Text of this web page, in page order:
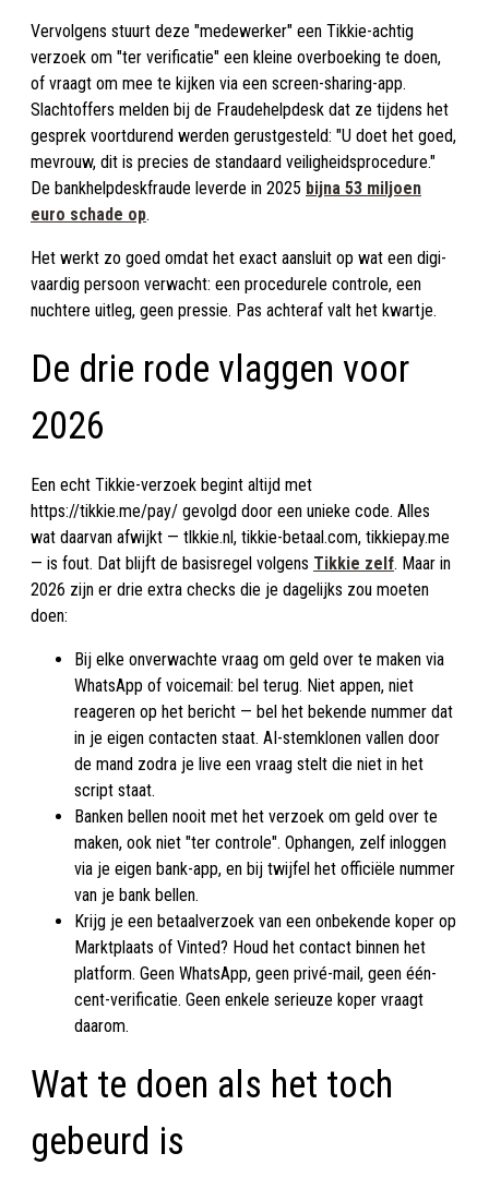
Vervolgens stuurt deze "medewerker" een Tikkie-achtig
verzoek om "ter verificatie" een kleine overboeking te doen,
of vraagt om mee te kijken via een screen-sharing-app.
Slachtoffers melden bij de Fraudehelpdesk dat ze tijdens het
gesprek voortdurend werden gerustgesteld: "U doet het goed,
mevrouw, dit is precies de standaard veiligheidsprocedure."
De bankhelpdeskfraude leverde in 2025 bijna 53 miljoen
euro schade op.
Het werkt zo goed omdat het exact aansluit op wat een digi-
vaardig persoon verwacht: een procedurele controle, een
nuchtere uitleg, geen pressie. Pas achteraf valt het kwartje.
De drie rode vlaggen voor
2026
Een echt Tikkie-verzoek begint altijd met
https://tikkie.me/pay/ gevolgd door een unieke code. Alles
wat daarvan afwijkt — tlkkie.nl, tikkie-betaal.com, tikkiepay.me
— is fout. Dat blijft de basisregel volgens Tikkie zelf. Maar in
2026 zijn er drie extra checks die je dagelijks zou moeten
doen:
Bij elke onverwachte vraag om geld over te maken via
WhatsApp of voicemail: bel terug. Niet appen, niet
reageren op het bericht — bel het bekende nummer dat
in je eigen contacten staat. AI-stemklonen vallen door
de mand zodra je live een vraag stelt die niet in het
script staat.
Banken bellen nooit met het verzoek om geld over te
maken, ook niet "ter controle". Ophangen, zelf inloggen
via je eigen bank-app, en bij twijfel het officiële nummer
van je bank bellen.
Krijg je een betaalverzoek van een onbekende koper op
Marktplaats of Vinted? Houd het contact binnen het
platform. Geen WhatsApp, geen privé-mail, geen één-
cent-verificatie. Geen enkele serieuze koper vraagt
daarom.
Wat te doen als het toch
gebeurd is